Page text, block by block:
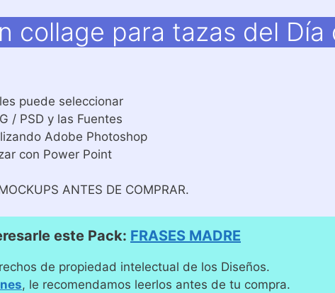
collage para tazas del Día
puede seleccionar
/ PSD y las Fuentes
Adobe Photoshop
con Power Point
ANTES DE COMPRAR.
este Pack: FRASES MADRE
de propiedad intelectual de los Diseños.
, le recomendamos leerlos antes de tu compra.